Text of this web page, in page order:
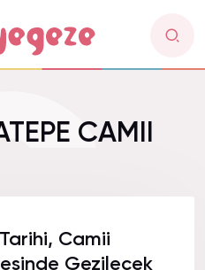
CAMII
Camii
Gezilecek